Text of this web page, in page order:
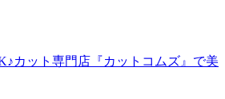
カット専門店『カットコムズ』で美